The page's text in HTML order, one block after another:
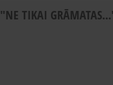
"NE TIKAI